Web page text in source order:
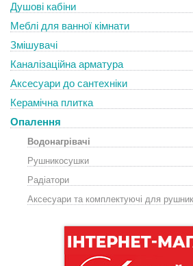
Душові кабіни
Меблі для ванної кімнати
Змішувачі
Каналізаційна арматура
Аксесуари до сантехніки
Керамічна плитка
Опалення
Водонагрівачі
Рушникосушки
Радіатори
Аксесуари та комплектуючі для